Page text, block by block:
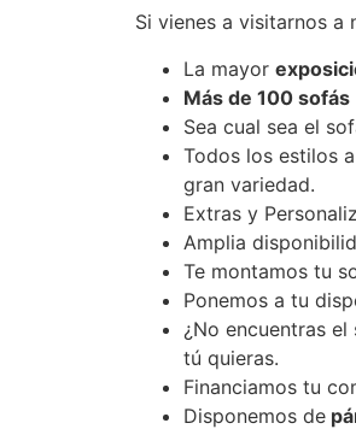
Si vienes a visitarnos a
La mayor
Más de 100 sofás
Sea cual sea el
Todos los estilos
gran variedad.
Extras y
Amplia
Te montamos tu
Ponemos a tu
¿No encuentras
tú quieras.
Financiamos tu
Disponemos de